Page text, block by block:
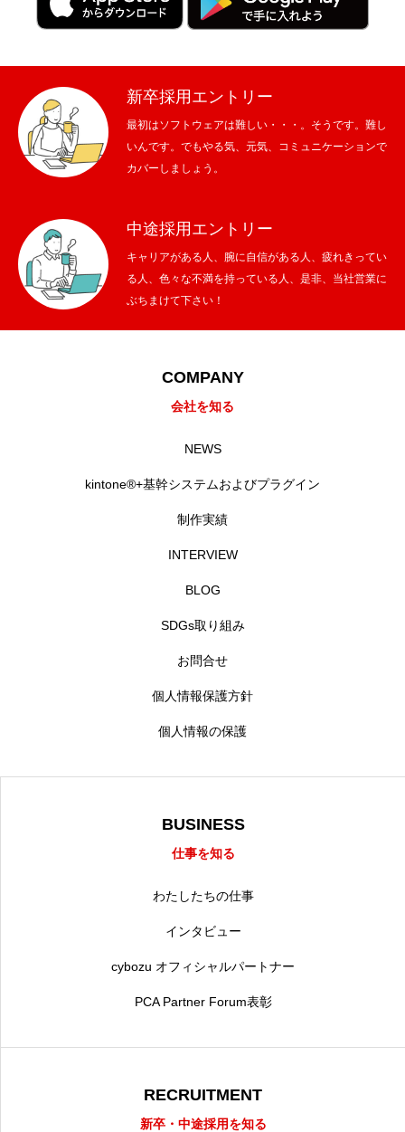
新卒採用エントリー
最初はソフトウェアは難しい・・・。そうです。難し
いんです。でもやる気、元気、コミュニケーションで
カバーしましょう。
中途採用エントリー
キャリアがある人、腕に自信がある人、疲れきってい
る人、色々な不満を持っている人、是非、当社営業に
ぶちまけて下さい！
COMPANY
会社を知る
NEWS
kintone®+基幹システムおよびプラグイン
制作実績
INTERVIEW
BLOG
SDGs取り組み
お問合せ
個人情報保護方針
個人情報の保護
BUSINESS
仕事を知る
わたしたちの仕事
インタビュー
cybozu オフィシャルパートナー
PCA Partner Forum表彰
RECRUITMENT
新卒・中途採用を知る